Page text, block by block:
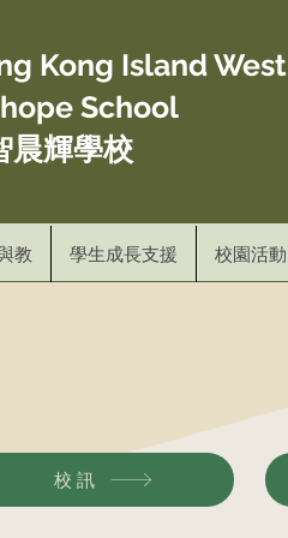
Kong Island West
School
晨輝學校
教 學生成長支援 校園活動
校訊